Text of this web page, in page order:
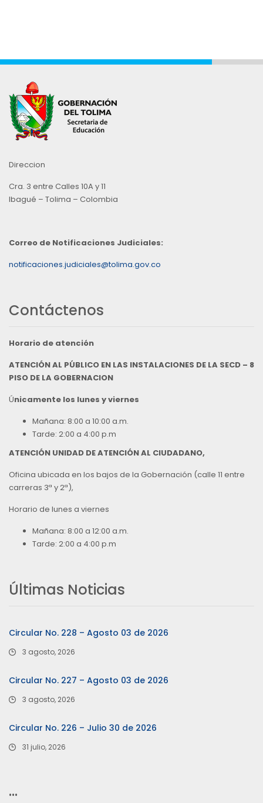
Direccion
Cra. 3 entre Calles 10A y 11
Ibagué – Tolima – Colombia
Correo de Notificaciones Judiciales:
notificaciones.judiciales@tolima.gov.co
Contáctenos
Horario de atención
ATENCIÓN AL PÚBLICO EN LAS INSTALACIONES DE LA SECD – 8
PISO DE LA GOBERNACION
Únicamente los lunes y viernes
Mañana: 8:00 a 10:00 a.m.
Tarde: 2:00 a 4:00 p.m
ATENCIÓN UNIDAD DE ATENCIÓN AL CIUDADANO,
Oficina ubicada en los bajos de la Gobernación (calle 11 entre
carreras 3ª y 2ª),
Horario de lunes a viernes
Mañana: 8:00 a 12:00 a.m.
Tarde: 2:00 a 4:00 p.m
Últimas Noticias
Circular No. 228 – Agosto 03 de 2026
3 agosto, 2026
Circular No. 227 – Agosto 03 de 2026
3 agosto, 2026
Circular No. 226 – Julio 30 de 2026
31 julio, 2026
…